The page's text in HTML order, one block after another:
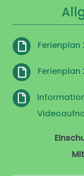
Ferienplan
Ferienplan